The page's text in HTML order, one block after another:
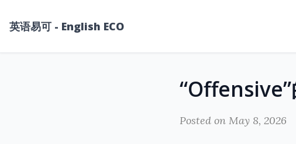
英语易可 - English ECO
Posted on May 8, 2026